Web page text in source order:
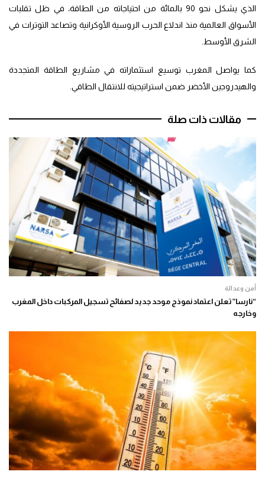
الذي يشكل نحو 90 بالمائة من احتياجاته من الطاقة، في ظل تقلبات
الأسواق العالمية منذ اندلاع الحرب الروسية الأوكرانية وتصاعد التوترات في
الشرق الأوسط.
كما يواصل المغرب توسيع استثماراته في مشاريع الطاقة المتجددة
والهيدروجين الأخضر ضمن استراتيجيته للانتقال الطاقي.
مقالات ذات صلة
أمن وعدالة
“نارسا” تعلن اعتماد نموذج موحد جديد لصفائح تسجيل المركبات داخل المغرب
وخارجه